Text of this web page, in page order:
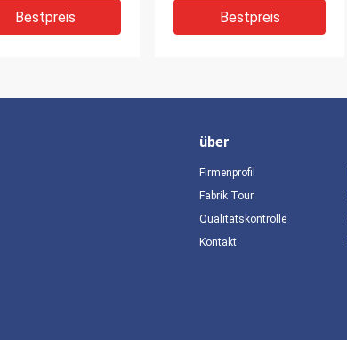
Bestpreis
CMY Farbsystem
Bestpreis
über
Firmenprofil
Fabrik Tour
Qualitätskontrolle
Kontakt